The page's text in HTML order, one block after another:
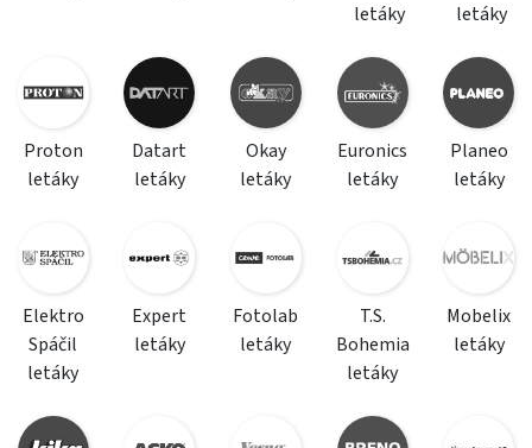
letáky
letáky
Proton
letáky
Datart
letáky
Okay
letáky
Euronics
letáky
Planeo
letáky
Elektro
Spáčil
letáky
Expert
letáky
Fotolab
letáky
T.S.
Bohemia
letáky
Mobelix
letáky